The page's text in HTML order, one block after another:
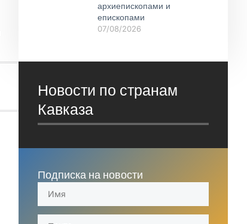
архиепископами и
епископами
07/08/2026
Новости по странам
Кавказа
Подписка на новости